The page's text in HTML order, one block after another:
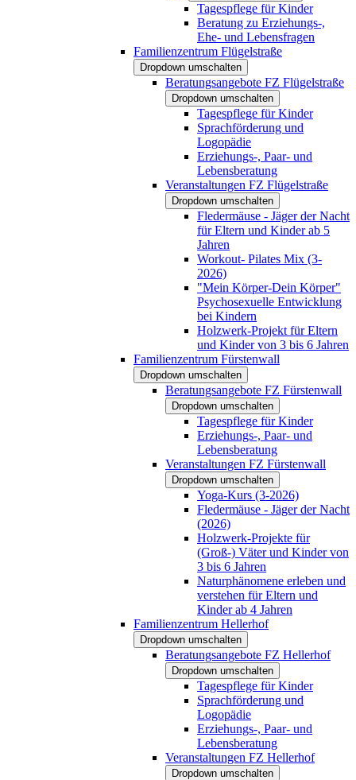
Tagespflege für Kinder
Beratung zu Erziehungs-,
Ehe- und Lebensfragen
Familienzentrum Flügelstraße
Dropdown umschalten
Beratungsangebote FZ Flügelstraße
Dropdown umschalten
Tagespflege für Kinder
Sprachförderung und
Logopädie
Erziehungs-, Paar- und
Lebensberatung
Veranstaltungen FZ Flügelstraße
Dropdown umschalten
Fledermäuse - Jäger der Nacht
für Eltern und Kinder ab 5
Jahren
Workout- Pilates Mix (3-
2026)
"Mein Körper-Dein Körper"
Psychosexuelle Entwicklung
bei Kindern
Holzwerk-Projekt für Eltern
und Kinder von 3 bis 6 Jahren
Familienzentrum Fürstenwall
Dropdown umschalten
Beratungsangebote FZ Fürstenwall
Dropdown umschalten
Tagespflege für Kinder
Erziehungs-, Paar- und
Lebensberatung
Veranstaltungen FZ Fürstenwall
Dropdown umschalten
Yoga-Kurs (3-2026)
Fledermäuse - Jäger der Nacht
(2026)
Holzwerk-Projekte für
(Groß-) Väter und Kinder von
3 bis 6 Jahren
Naturphänomene erleben und
verstehen für Eltern und
Kinder ab 4 Jahren
Familienzentrum Hellerhof
Dropdown umschalten
Beratungsangebote FZ Hellerhof
Dropdown umschalten
Tagespflege für Kinder
Sprachförderung und
Logopädie
Erziehungs-, Paar- und
Lebensberatung
Veranstaltungen FZ Hellerhof
Dropdown umschalten